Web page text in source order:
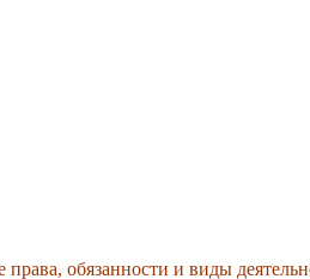
обязанности и виды